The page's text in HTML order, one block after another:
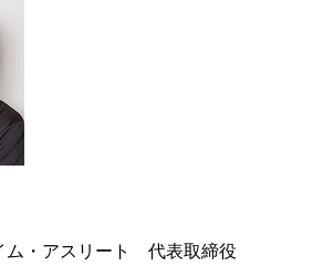
ム・アスリート 代表取締役